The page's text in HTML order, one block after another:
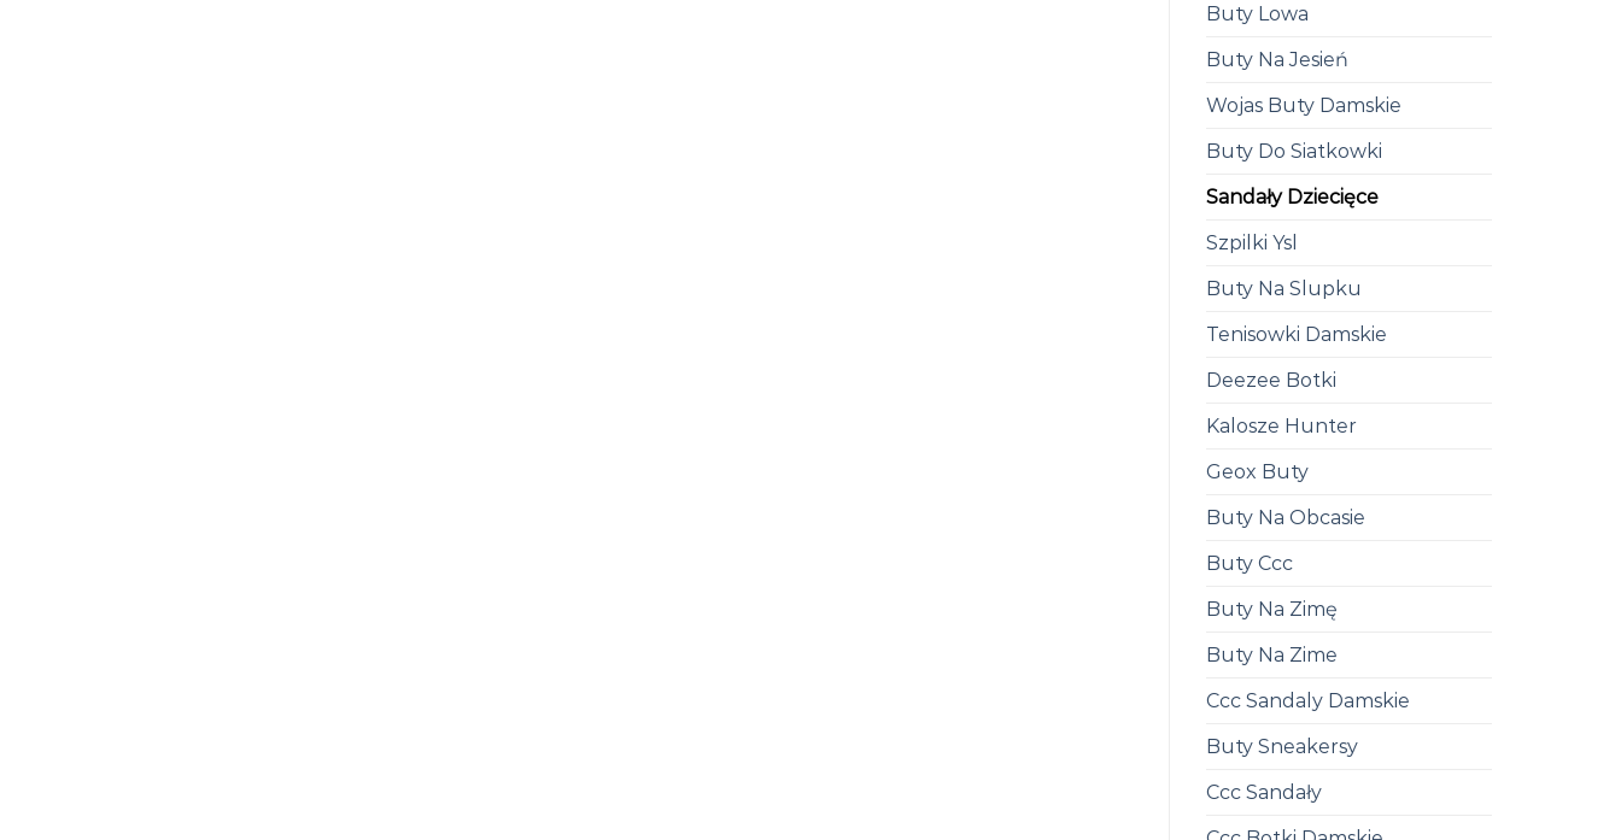
Buty Lowa
Buty Na Jesień
Wojas Buty Damskie
Buty Do Siatkowki
Sandały Dziecięce
Szpilki Ysl
Buty Na Slupku
Tenisowki Damskie
Deezee Botki
Kalosze Hunter
Geox Buty
Buty Na Obcasie
Buty Ccc
Buty Na Zimę
Buty Na Zime
Ccc Sandaly Damskie
Buty Sneakersy
Ccc Sandały